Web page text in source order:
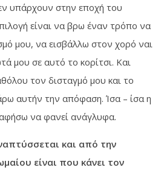
υπάρχουν στην εποχή του
είναι να βρω έναν τρόπο να
μου, να εισβάλλω στον χορό ναι
μου σε αυτό το κορίτσι. Και
τον δισταγμό μου και το
αυτήν την απόφαση. Ίσα – ίσα η
να φανεί ανάγλυφα.
και από την
είναι που κάνει τον